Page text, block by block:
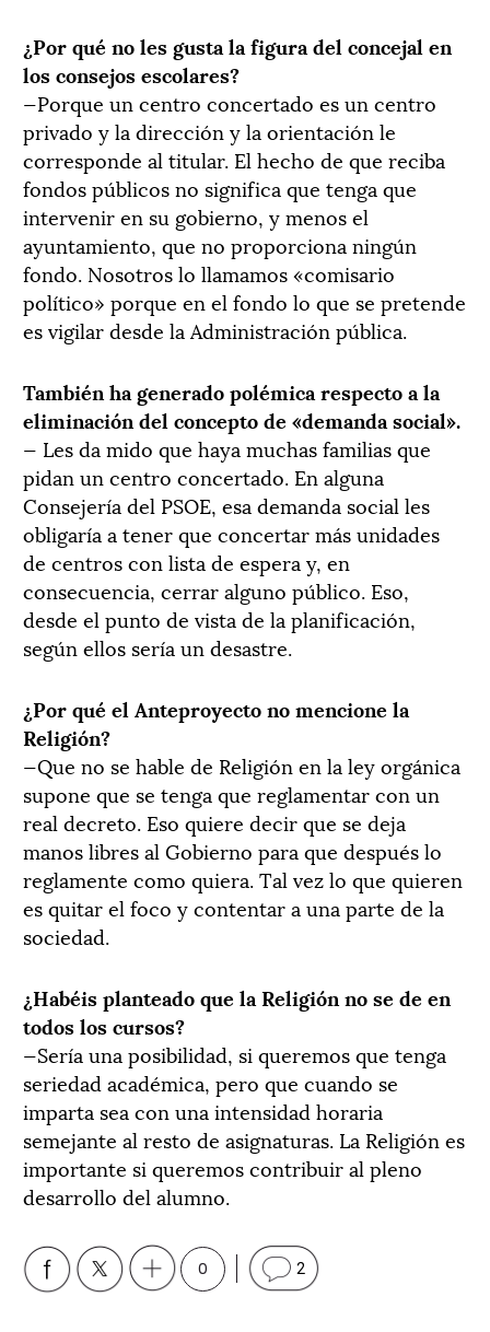
¿Por qué no les gusta la figura del concejal en
los consejos escolares?
—Porque un centro concertado es un centro
privado y la dirección y la orientación le
corresponde al titular. El hecho de que reciba
fondos públicos no significa que tenga que
intervenir en su gobierno, y menos el
ayuntamiento, que no proporciona ningún
fondo. Nosotros lo llamamos «comisario
político» porque en el fondo lo que se pretende
es vigilar desde la Administración pública.
También ha generado polémica respecto a la
eliminación del concepto de «demanda social».
— Les da mido que haya muchas familias que
pidan un centro concertado. En alguna
Consejería del PSOE, esa demanda social les
obligaría a tener que concertar más unidades
de centros con lista de espera y, en
consecuencia, cerrar alguno público. Eso,
desde el punto de vista de la planificación,
según ellos sería un desastre.
¿Por qué el Anteproyecto no mencione la
Religión?
—Que no se hable de Religión en la ley orgánica
supone que se tenga que reglamentar con un
real decreto. Eso quiere decir que se deja
manos libres al Gobierno para que después lo
reglamente como quiera. Tal vez lo que quieren
es quitar el foco y contentar a una parte de la
sociedad.
¿Habéis planteado que la Religión no se de en
todos los cursos?
—Sería una posibilidad, si queremos que tenga
seriedad académica, pero que cuando se
imparta sea con una intensidad horaria
semejante al resto de asignaturas. La Religión es
importante si queremos contribuir al pleno
desarrollo del alumno.
0 2